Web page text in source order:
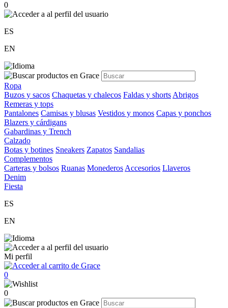
0
ES
EN
Ropa
Buzos y sacos Chaquetas y chalecos Faldas y shorts Abrigos
Remeras y tops
Pantalones Camisas y blusas Vestidos y monos Capas y ponchos
Blazers y cárdigans
Gabardinas y Trench
Calzado
Botas y botines Sneakers Zapatos Sandalias
Complementos
Carteras y bolsos Ruanas Monederos Accesorios Llaveros
Denim
Fiesta
ES
EN
Mi perfil
0
0